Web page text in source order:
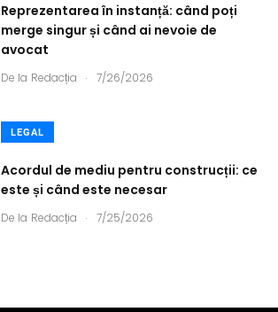
Reprezentarea în instanță: când poți
merge singur și când ai nevoie de
avocat
De la Redacția . 7/26/2026
LEGAL
Acordul de mediu pentru construcții: ce
este și când este necesar
De la Redacția . 7/25/2026